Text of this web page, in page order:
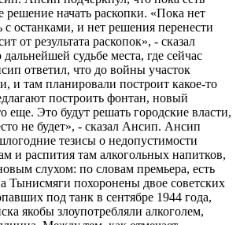
решение начать раскопки. «Пока нет
с останками, и нет решения перенести
от результата раскопок», - сказал
судьбе места, где сейчас
ответил, что до войны участок
и там планировали построит какое-то
построить фонтан, новый
еще. Это будут решать городские власти,
не будет», - сказал Ансип. Ансип
тезисы о недопустимости
и распития там алкогольных напитков,
слухом: по словам премьера, есть
Тынисмяги похоронены двое советских
под танк в сентябре 1944 года,
якобы злоупотребляли алкоголем,